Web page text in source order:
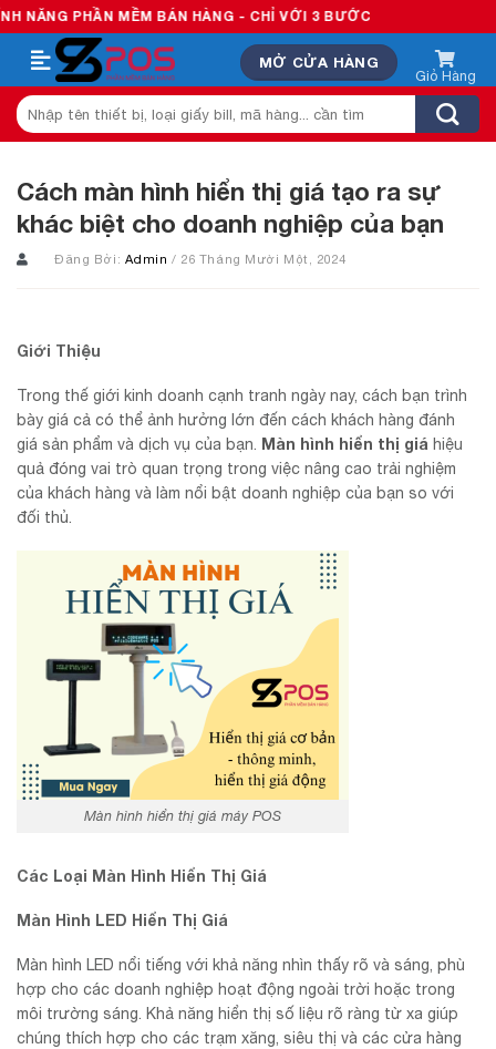
Skip
to
content
MỀM BÁN HÀNG - CHỈ VỚI 3 BƯỚC
MỞ CỬA HÀNG
Tìm
kiếm:
Cách màn hình hiển thị giá tạo ra sự
khác biệt cho doanh nghiệp của bạn
Đăng Bởi: Admin/ 26 Tháng Mười Một, 2024
Giới Thiệu
Trong thế giới kinh doanh cạnh tranh ngày nay, cách bạn trình
bày giá cả có thể ảnh hưởng lớn đến cách khách hàng đánh
giá sản phẩm và dịch vụ của bạn. Màn hình hiển thị giá hiệu
quả đóng vai trò quan trọng trong việc nâng cao trải nghiệm
của khách hàng và làm nổi bật doanh nghiệp của bạn so với
đối thủ.
Màn hình hiển thị giá máy POS
Các Loại Màn Hình Hiển Thị Giá
Màn Hình LED Hiển Thị Giá
Màn hình LED nổi tiếng với khả năng nhìn thấy rõ và sáng, phù
hợp cho các doanh nghiệp hoạt động ngoài trời hoặc trong
môi trường sáng. Khả năng hiển thị số liệu rõ ràng từ xa giúp
chúng thích hợp cho các trạm xăng, siêu thị và các cửa hàng